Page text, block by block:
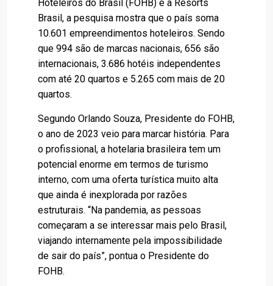
Hoteleiros do Brasil (FOHB) e a Resorts
Brasil, a pesquisa mostra que o país soma
10.601 empreendimentos hoteleiros. Sendo
que 994 são de marcas nacionais, 656 são
internacionais, 3.686 hotéis independentes
com até 20 quartos e 5.265 com mais de 20
quartos.
Segundo Orlando Souza, Presidente do FOHB,
o ano de 2023 veio para marcar história. Para
o profissional, a hotelaria brasileira tem um
potencial enorme em termos de turismo
interno, com uma oferta turística muito alta
que ainda é inexplorada por razões
estruturais. “Na pandemia, as pessoas
começaram a se interessar mais pelo Brasil,
viajando internamente pela impossibilidade
de sair do país”, pontua o Presidente do
FOHB.